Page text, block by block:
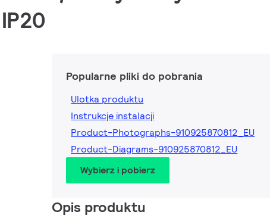
Popularne pliki do pobrania
Ulotka produktu
Instrukcje instalacji
Product-Photographs-910925870812_EU
Product-Diagrams-910925870812_EU
Wybierz i pobierz
Opis produktu